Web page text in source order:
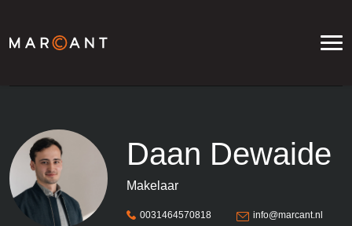
Daan Dewaide
Makelaar
0031464570818 info@marcant.nl